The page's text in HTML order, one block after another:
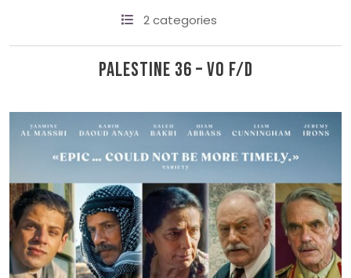
2 categories
Palestine 36 – VO F/D